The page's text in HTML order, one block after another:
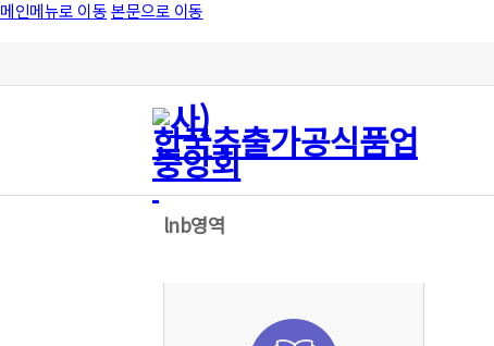
메인메뉴로 이동본문으로 이동
lnb영역